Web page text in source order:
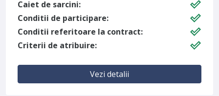
Caiet de sarcini:
Conditii de participare:
Conditii referitoare la contract:
Criterii de atribuire:
Vezi detalii